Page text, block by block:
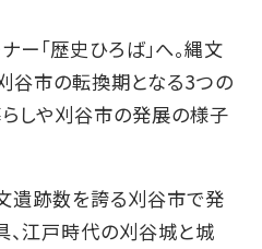
ー「歴史ひろば」へ。縄文
谷市の転換期となる3つの
しや刈谷市の発展の様子
遺跡数を誇る刈谷市で発
江戸時代の刈谷城と城